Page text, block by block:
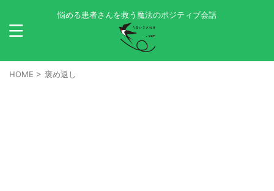
悩める患者さんを救う魔法のポジティブ会話
HOME > 褒め返し